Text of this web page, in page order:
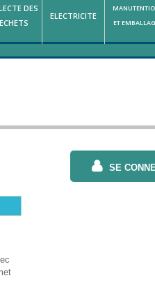
DES
ELECTRICITE
ET
SE